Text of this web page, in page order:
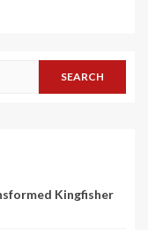
Kingfisher